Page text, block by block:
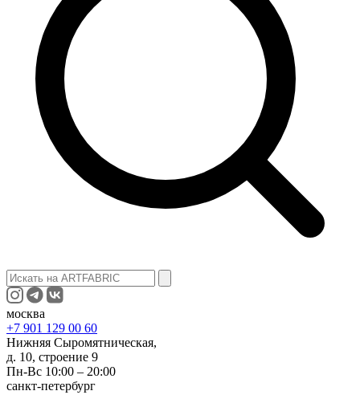
москва
+7 901 129 00 60
Нижняя Сыромятническая,
д. 10, строение 9
Пн-Вс 10:00 – 20:00
санкт-петербург